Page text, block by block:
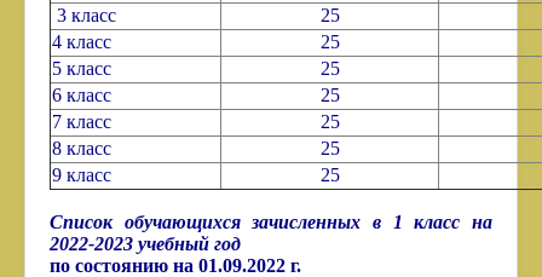
3 класс
25
4 класс
25
5 класс
25
6 класс
25
7 класс
25
8 класс
25
9 класс
25
Список обучающихся зачисленных в 1 класс на
2022-2023 учебный год
по состоянию на 01.09.2022 г.